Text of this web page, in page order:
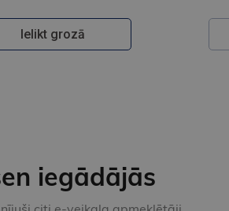
Ielikt grozā
iegādājās